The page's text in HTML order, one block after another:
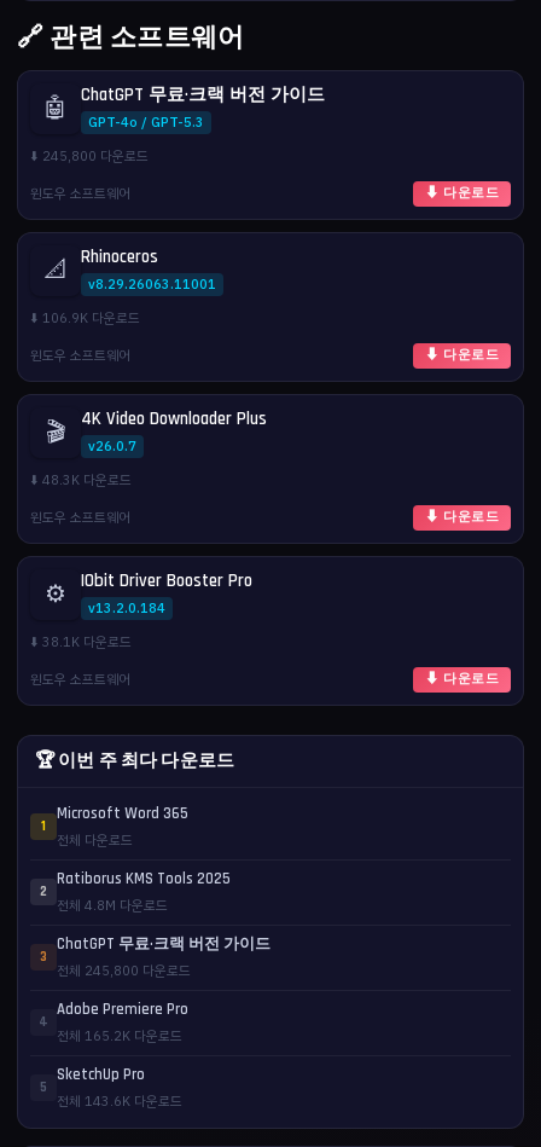
🔗 관련 소프트웨어
🤖 ChatGPT 무료·크랙 버전 가이드
GPT-4o / GPT-5.3
⬇️ 245,800 다운로드
윈도우 소프트웨어
⬇ 다운로드
📐 Rhinoceros
v8.29.26063.11001
⬇️ 106.9K 다운로드
윈도우 소프트웨어
⬇ 다운로드
🎬 4K Video Downloader Plus
v26.0.7
⬇️ 48.3K 다운로드
윈도우 소프트웨어
⬇ 다운로드
⚙️ IObit Driver Booster Pro
v13.2.0.184
⬇️ 38.1K 다운로드
윈도우 소프트웨어
⬇ 다운로드
🏆 이번 주 최다 다운로드
1
Microsoft Word 365
전체 다운로드
2
Ratiborus KMS Tools 2025
전체 4.8M 다운로드
3
ChatGPT 무료·크랙 버전 가이드
전체 245,800 다운로드
4
Adobe Premiere Pro
전체 165.2K 다운로드
5
SketchUp Pro
전체 143.6K 다운로드